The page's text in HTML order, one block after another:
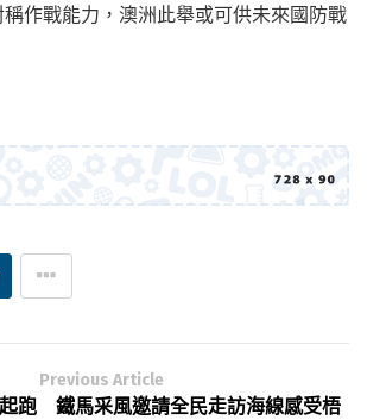
作戰能力，澳洲此舉或可供未來國防戰
Previous Article
跑 鐵馬采風邀請全民走訪海線感受梧